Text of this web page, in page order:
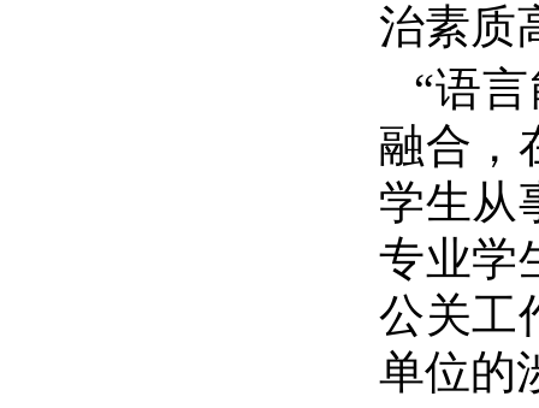
治素质
“语
融合，
学生从
专业学
公关工
单位的